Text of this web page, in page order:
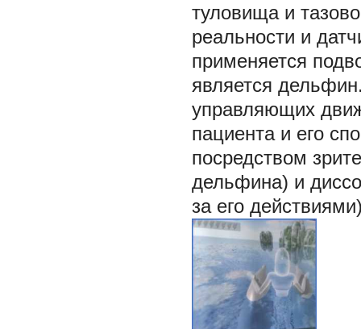
туловища и
реальности и
применяется
является
управляющих
пациента и его
посредством
дельфина) и
за его